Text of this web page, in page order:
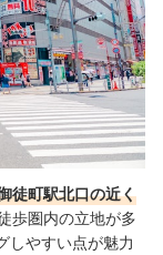
徒町駅北口の近く
歩圏内の立地が多
しやすい点が魅力